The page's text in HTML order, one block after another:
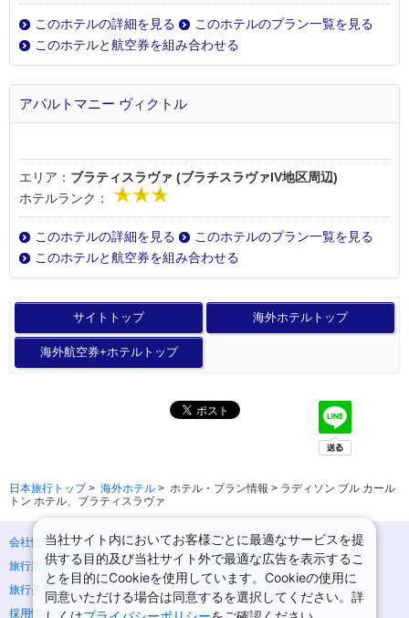
このホテルの詳細を見る
このホテルのプラン一覧を見る
このホテルと航空券を組み合わせる
アパルトマニー ヴィクトル
エリア： ブラティスラヴァ (ブラチスラヴァIV地区周辺)
ホテルランク：
このホテルの詳細を見る
このホテルのプラン一覧を見る
このホテルと航空券を組み合わせる
サイトトップ 海外ホテルトップ
海外航空券+ホテルトップ
日本旅行トップ> 海外ホテル > ホテル・プラン情報 > ラディソン ブル カール
トン ホテル、ブラティスラヴァ
会社情報
プライバシーポリシー
旅行業登録票・約款
規約集
旅行条件書
ニュースリリース
採用情報
サイトマップ
当社サイト内においてお客様ごとに最適なサービスを提
供する目的及び当社サイト外で最適な広告を表示するこ
とを目的にCookieを使用しています。Cookieの使用に
同意いただける場合は同意するを選択してください。詳